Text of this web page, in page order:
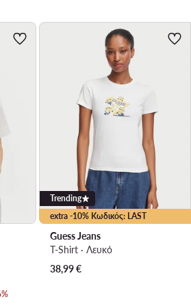
extra -10% Κωδικός: LAST
Trending
Guess Jeans
T-Shirt · Λευκό
38,99€